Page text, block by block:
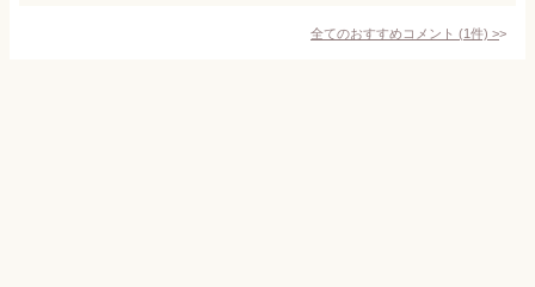
全てのおすすめコメント (1件) >